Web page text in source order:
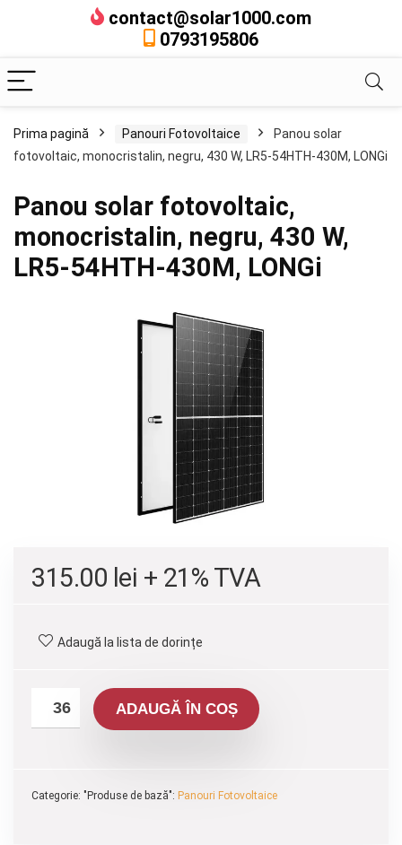
contact@solar1000.com
0793195806
Prima pagină Panouri Fotovoltaice
Panou solar
fotovoltaic, monocristalin, negru, 430 W, LR5-54HTH-430M, LONGi
Panou solar fotovoltaic,
monocristalin, negru, 430 W,
LR5-54HTH-430M, LONGi
315.00 lei + 21% TVA
Adaugă la lista de dorințe
ADAUGĂ ÎN COȘ
Categorie: "Produse de bază": Panouri Fotovoltaice